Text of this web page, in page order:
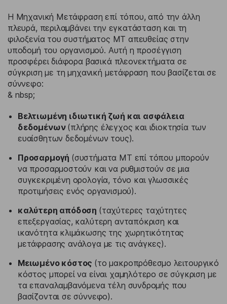
Η Μηχανική Μετάφραση επί τόπου, από την άλλη
πλευρά, περιλαμβάνει την εγκατάσταση και τη
φιλοξενία του συστήματος MT απευθείας στην
υποδομή του οργανισμού. Αυτή η προσέγγιση
προσφέρει διάφορα βασικά πλεονεκτήματα σε
σύγκριση με τη μηχανική μετάφραση που βασίζεται σε
σύννεφο:
& nbsp;
Βελτιωμένη ιδιωτική ζωή και ασφάλεια
δεδομένων (πλήρης έλεγχος και ιδιοκτησία των
ευαίσθητων δεδομένων τους).
Προσαρμογή (συστήματα MT επί τόπου μπορούν
να προσαρμοστούν και να ρυθμιστούν σε μια
συγκεκριμένη ορολογία, τόνο και γλωσσικές
προτιμήσεις ενός οργανισμού).
καλύτερη απόδοση (ταχύτερες ταχύτητες
επεξεργασίας, καλύτερη ανταπόκριση και
ικανότητα κλιμάκωσης της χωρητικότητας
μετάφρασης ανάλογα με τις ανάγκες).
Μειωμένο κόστος (το μακροπρόθεσμο λειτουργικό
κόστος μπορεί να είναι χαμηλότερο σε σύγκριση με
τα επαναλαμβανόμενα τέλη συνδρομής που
βασίζονται σε σύννεφο).